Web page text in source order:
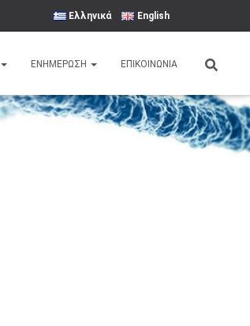
Ελληνικά English
ΕΝΗΜΕΡΩΣΗ ΕΠΙΚΟΙΝΩΝΙΑ